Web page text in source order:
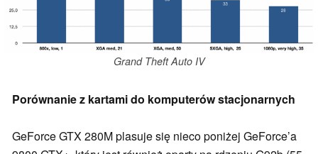
Grand Theft Auto IV
Porównanie z kartami do komputerów stacjonarnych
GeForce GTX 280M plasuje się nieco poniżej GeForce’a